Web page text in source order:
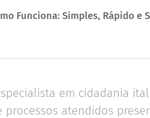
Funciona: Simples, Rápido e
em cidadania
processos atendidos